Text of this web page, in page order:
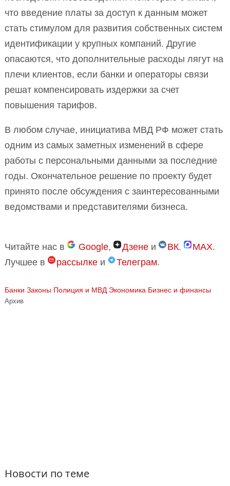
что введение платы за доступ к данным может
стать стимулом для развития собственных систем
идентификации у крупных компаний. Другие
опасаются, что дополнительные расходы лягут на
плечи клиентов, если банки и операторы связи
решат компенсировать издержки за счет
повышения тарифов.
В любом случае, инициатива МВД РФ может стать
одним из самых заметных изменений в сфере
работы с персональными данными за последние
годы. Окончательное решение по проекту будет
принято после обсуждения с заинтересованными
ведомствами и представителями бизнеса.
Читайте нас в Google, Дзене и ВК. MAX.
Лучшее в
рассылке и Телеграм.
Банки Законы Полиция и МВД Экономика Бизнес и финансы
Архив
Новости по теме